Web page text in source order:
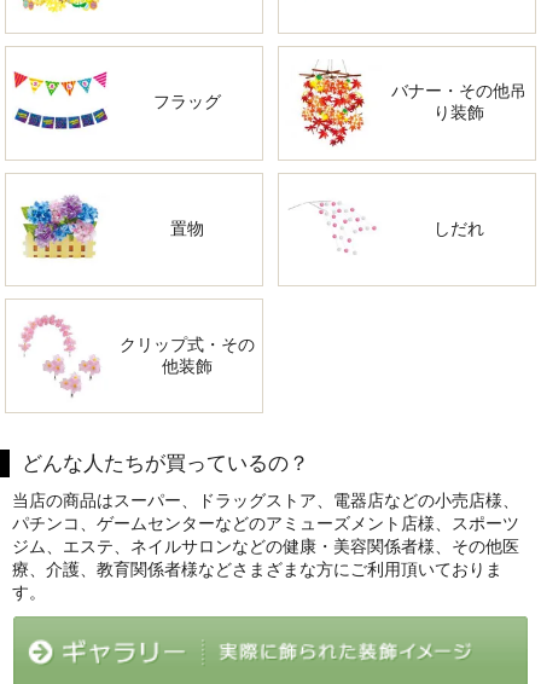
フラッグ
バナー・その他吊
り装飾
置物 しだれ
クリップ式・その
他装飾
どんな人たちが買っているの？
当店の商品はスーパー、ドラッグストア、電器店などの小売店様、
パチンコ、ゲームセンターなどのアミューズメント店様、スポーツ
ジム、エステ、ネイルサロンなどの健康・美容関係者様、その他医
療、介護、教育関係者様などさまざまな方にご利用頂いておりま
す。